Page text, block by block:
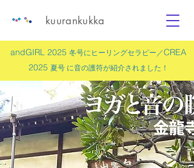
andGIRL 2025 冬号にヒーリングセラピー／CREA
2025 夏号 に音の護符が紹介されました！
kuurankukka